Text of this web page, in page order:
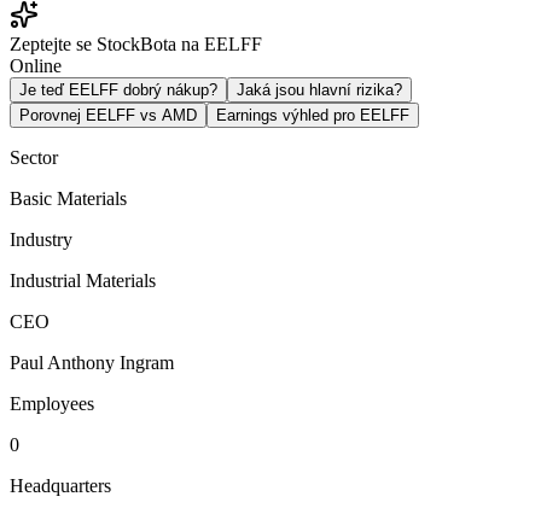
Zeptejte se StockBota na EELFF
Online
Je teď EELFF dobrý nákup?
Jaká jsou hlavní rizika?
Porovnej EELFF vs AMD
Earnings výhled pro EELFF
Sector
Basic Materials
Industry
Industrial Materials
CEO
Paul Anthony Ingram
Employees
0
Headquarters